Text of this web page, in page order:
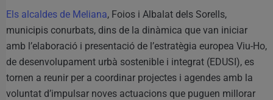
Els alcaldes de Meliana, Foios i Albalat dels Sorells,
municipis conurbats, dins de la dinàmica que van iniciar
amb l’elaboració i presentació de l’estratègia europea Viu-Ho,
de desenvolupament urbà sostenible i integrat (EDUSI), es
tornen a reunir per a coordinar projectes i agendes amb la
voluntat d’impulsar noves actuacions que puguen millorar